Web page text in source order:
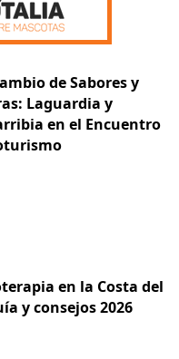
de Sabores y
Laguardia y
en el Encuentro
en la Costa del
y consejos 2026